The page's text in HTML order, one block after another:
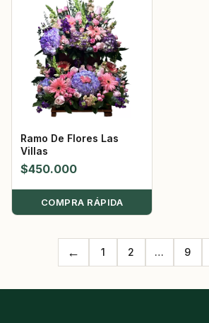
Ramo De Flores Las
Villas
$450.000
COMPRA RÁPIDA
← 1 2 … 9